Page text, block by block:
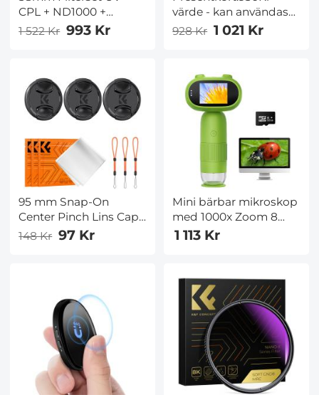
CPL + ND1000 +
Magnetisk Adapterring
1 522 Kr 993 Kr
värde - kan användas
med alla rabatter
928 Kr 1 021 Kr
95 mm Snap-On
Center Pinch Lins Cap
9 I 1 Med Anti-Loss
Fujifilm Camera
Objektiv
148 Kr 97 Kr
Mini bärbar mikroskop
med 1000x Zoom 8
justerbara LED-lampor
1 113 Kr